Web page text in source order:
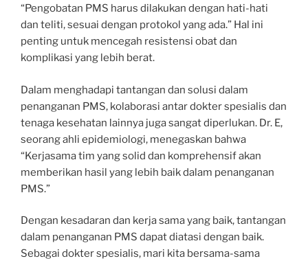
“Pengobatan PMS harus dilakukan dengan hati-hati
dan teliti, sesuai dengan protokol yang ada.” Hal ini
penting untuk mencegah resistensi obat dan
komplikasi yang lebih berat.
Dalam menghadapi tantangan dan solusi dalam
penanganan PMS, kolaborasi antar dokter spesialis dan
tenaga kesehatan lainnya juga sangat diperlukan. Dr. E,
seorang ahli epidemiologi, menegaskan bahwa
“Kerjasama tim yang solid dan komprehensif akan
memberikan hasil yang lebih baik dalam penanganan
PMS.”
Dengan kesadaran dan kerja sama yang baik, tantangan
dalam penanganan PMS dapat diatasi dengan baik.
Sebagai dokter spesialis, mari kita bersama-sama